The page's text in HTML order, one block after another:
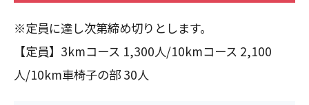
※定員に達し次第締め切りとします。
【定員】3kmコース 1,300人/10kmコース 2,100
人/10km車椅子の部 30人